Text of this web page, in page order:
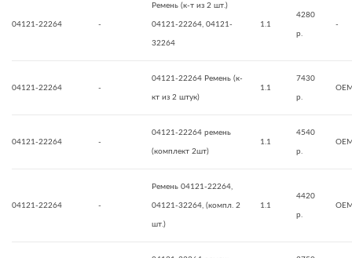
04121-22264 -
Ремень (к-т из 2 шт.)
04121-22264, 04121-
32264
1.1
4280
р.
-
04121-22264 -
04121-22264 Ремень (к-
кт из 2 штук)
1.1
7430
р.
04121-22264 -
04121-22264 ремень
(комплект 2шт)
1.1
4540
р.
04121-22264 -
Ремень 04121-22264,
04121-32264, (компл. 2
шт.)
1.1
4420
р.